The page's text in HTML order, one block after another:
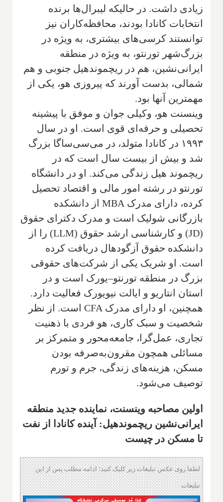
زیادی داشت. در حالیکه لیبرال‌ها برنده
انتخابات کانادا بودند، محافظه‌کاران نیز
توانستند کرسی‌های بیشتری، به ویژه در
بزرگ‌شهر تورنتو، به ویژه در منطقه
ایرانی‌نشین، هم در ریچموندهیل جنوبی و هم
شمالی، بدست آورند که پیروزی هو، یکی از
مهمترین آنها بود.
وینسنت هو، وکیلی جوان و موفق با پیشینه
تحصیلی و حرفه‌ای قوی است. او در سال
۱۹۹۳ در کانادا متولد، در می‌سی‌ساگا بزرگ
شد و بیش از بیست سال است که در
ریچموند هیل زندگی می‌کند. او در دانشگاه
تورنتو در رشته امور مالی و اقتصاد تحصیل
کرده، دارای مدرک MBA از دانشکده
بازرگانی شولیک است و مدرک دکترای حقوق
(JD) و کارشناسی ارشد حقوق (LLM) را از
دانشکده حقوق آزگودهال دریافت کرده
است. او شریک یکی از شرکت‌های حقوقی
بزرگ در منطقه تورنتو–یورک است و در
استان انتاریو و ایالت نیویورک فعالیت دارد.
همچنین، او دارای مدرک CFA است. از نظر
شخصیت و سبک کاری، هو فردی با ذهنیت
تجاری، عمل‌گرا، جامعه‌محور و متمرکز بر
مسائلی همچون مقرون‌به‌صرفه بودن
مسکن، هزینه‌های زندگی، جرم و تورم
توصیف می‌شود.
اولین مصاحبه وینسنت، نماینده جدید منطقه
ایرانی‌نشین ریچموندهیل: آینده کانادا از نفت
تا مسکن در چیست
لطفا روی عکس تبلیغات زیر کلیک کنید؛ ادامه مطلب پس از این
تبلیغات